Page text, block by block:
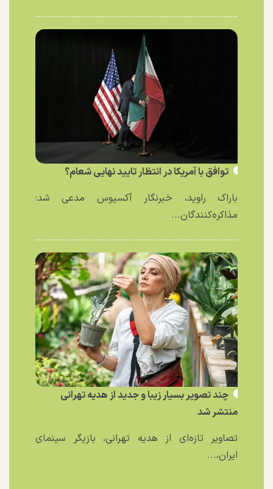
توافق با آمریکا در انتظار تایید نهایی شعام؟
باراک راوید، خبرنگار آکسیوس مدعی شد:
مذاکره‌کنندگان...
چند تصویر بسیار زیبا و جدید از هدیه تهرانی
منتشر شد
تصاویر تازه‌ای از هدیه تهرانی، بازیگر سینمای
ایران،...